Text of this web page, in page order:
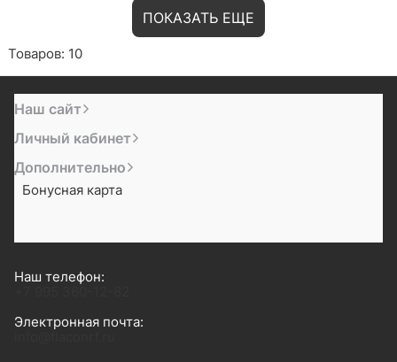
ПОКАЗАТЬ ЕЩЕ
Товаров: 10
Наш сайт
Личный кабинет
Дополнительно
Бонусная карта
Наш телефон:
Электронная почта: